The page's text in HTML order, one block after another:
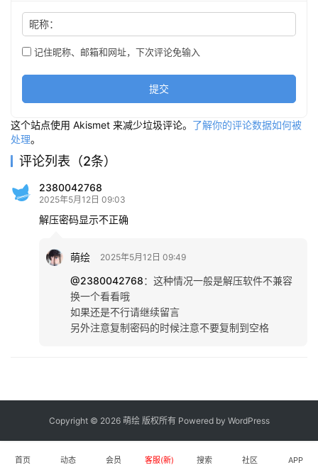
昵称：
记住昵称、邮箱和网址，下次评论免输入
提交
这个站点使用 Akismet 来减少垃圾评论。 了解你的评论数据如何被
处理。
评论列表（2条）
2380042768
2025年5月12日 09:03
解压密码显示不正确
萌绘 2025年5月12日 09:49
@2380042768： 这种情况一般是解压软件不兼容
换一个看看哦
如果还是不行请继续留言
另外注意复制密码的时候注意不要复制到空格
Copyright © 2026 萌绘 版权所有 Powered by WordPress
首页 动态 会员 客服(新) 搜索 社区 APP